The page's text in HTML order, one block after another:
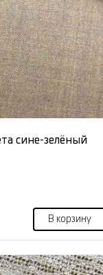
сине-зелёный
В корзину